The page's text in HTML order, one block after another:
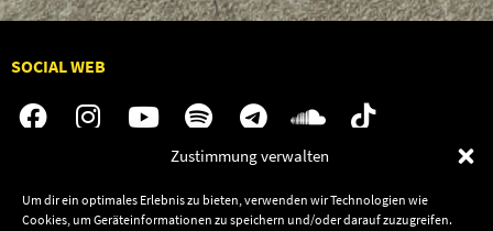
Zustimmung verwalten
Um dir ein optimales Erlebnis zu bieten, verwenden wir Technologien wie
Cookies, um Geräteinformationen zu speichern und/oder darauf zuzugreifen.
SOCIAL WEB
Audiolith
News
Kontakt